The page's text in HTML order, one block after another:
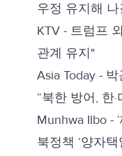
우정 유지해
KTV - 트럼프
관계 유지"
Asia Today -
“북한 방어, 한
Munhwa Ilbo -
북정책 ‘양자택